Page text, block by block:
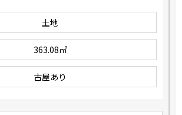
土地
363.08㎡
古屋あり